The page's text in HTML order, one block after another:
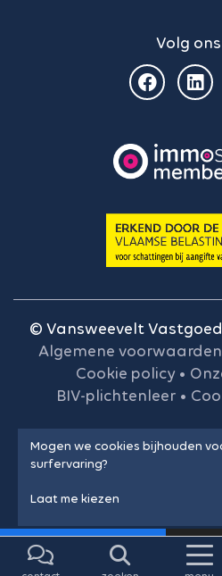
Volg
© Vansweevelt Vastgoed
Algemene
Cookie policy •
BIV-plichtenleer •
Mogen we cookies bijhouden
surfervaring?
Laat me kiezen